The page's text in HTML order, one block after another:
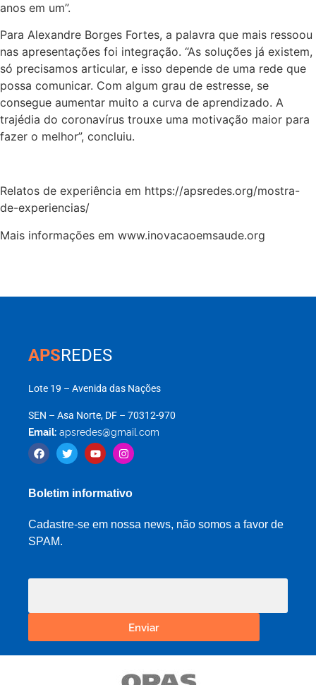
anos em um”.
Para Alexandre Borges Fortes, a palavra que mais ressoou
nas apresentações foi integração. “As soluções já existem,
só precisamos articular, e isso depende de uma rede que
possa comunicar. Com algum grau de estresse, se
consegue aumentar muito a curva de aprendizado. A
trajédia do coronavírus trouxe uma motivação maior para
fazer o melhor”, concluiu.
Relatos de experiência em https://apsredes.org/mostra-
de-experiencias/
Mais informações em www.inovacaoemsaude.org
APSREDES
Lote 19 – Avenida das Nações
SEN – Asa Norte, DF – 70312-970
Email: apsredes@gmail.com
Boletim informativo
Cadastre-se em nossa news, não somos a favor de
SPAM.
Enviar